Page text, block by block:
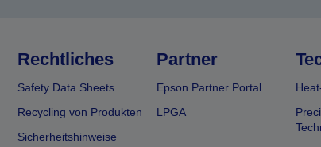
Rechtliches
Safety Data Sheets
Recycling von Produkten
Sicherheitshinweise
Partner
Epson Partner Portal
LPGA